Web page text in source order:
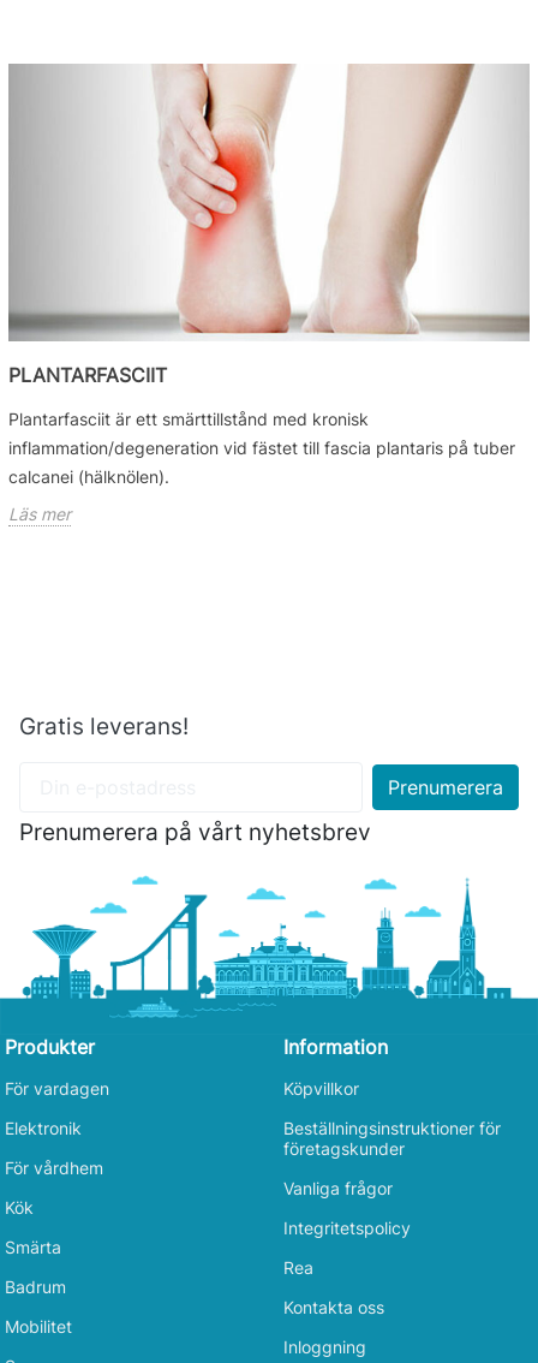
PLANTARFASCIIT
Plantarfasciit är ett smärttillstånd med kronisk
inflammation/degeneration vid fästet till fascia plantaris på tuber
calcanei (hälknölen).
Läs mer
Gratis leverans!
Prenumerera på vårt nyhetsbrev
Produkter
För vardagen
Elektronik
För vårdhem
Kök
Smärta
Badrum
Mobilitet
Information
Köpvillkor
Beställningsinstruktioner för
företagskunder
Vanliga frågor
Integritetspolicy
Rea
Kontakta oss
Inloggning